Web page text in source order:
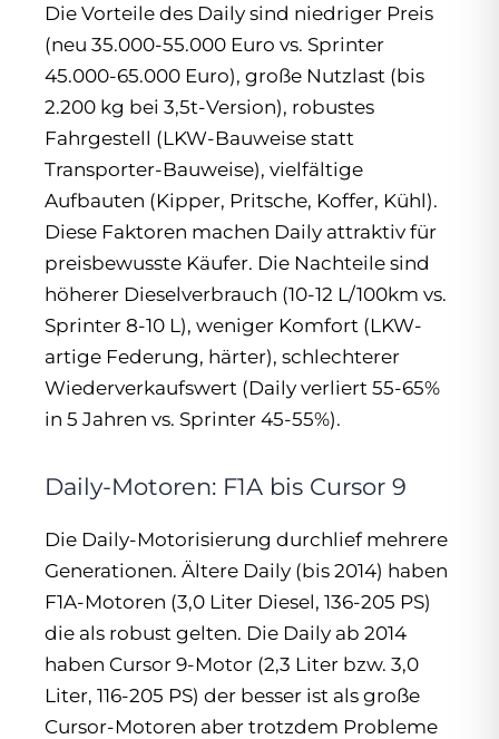
Die Vorteile des Daily sind niedriger Preis
(neu 35.000-55.000 Euro vs. Sprinter
45.000-65.000 Euro), große Nutzlast (bis
2.200 kg bei 3,5t-Version), robustes
Fahrgestell (LKW-Bauweise statt
Transporter-Bauweise), vielfältige
Aufbauten (Kipper, Pritsche, Koffer, Kühl).
Diese Faktoren machen Daily attraktiv für
preisbewusste Käufer. Die Nachteile sind
höherer Dieselverbrauch (10-12 L/100km vs.
Sprinter 8-10 L), weniger Komfort (LKW-
artige Federung, härter), schlechterer
Wiederverkaufswert (Daily verliert 55-65%
in 5 Jahren vs. Sprinter 45-55%).
Daily-Motoren: F1A bis Cursor 9
Die Daily-Motorisierung durchlief mehrere
Generationen. Ältere Daily (bis 2014) haben
F1A-Motoren (3,0 Liter Diesel, 136-205 PS)
die als robust gelten. Die Daily ab 2014
haben Cursor 9-Motor (2,3 Liter bzw. 3,0
Liter, 116-205 PS) der besser ist als große
Cursor-Motoren aber trotzdem Probleme